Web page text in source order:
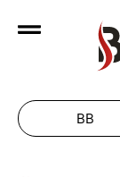
BB